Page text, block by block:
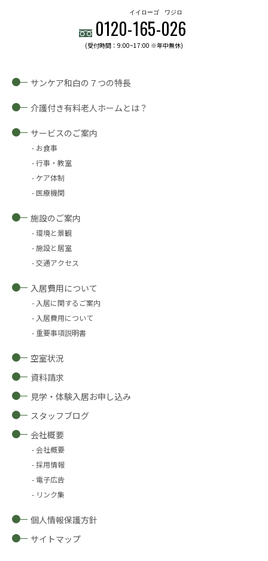
0120-165
イイローゴ
-026
ワジロ
(受付時間：9:00~17:00 ※年中無休)
サンケア和白の７つの特長
介護付き有料老人ホームとは？
サービスのご案内
お食事
行事・教室
ケア体制
医療機関
施設のご案内
環境と景観
施設と居室
交通アクセス
入居費用について
入居に関するご案内
入居費用について
重要事項説明書
空室状況
資料請求
見学・体験入居お申し込み
スタッフブログ
会社概要
会社概要
採用情報
電子広告
リンク集
個人情報保護方針
サイトマップ